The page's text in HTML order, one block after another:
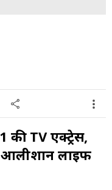
की TV एक्ट्रेस,
आलीशान लाइफ